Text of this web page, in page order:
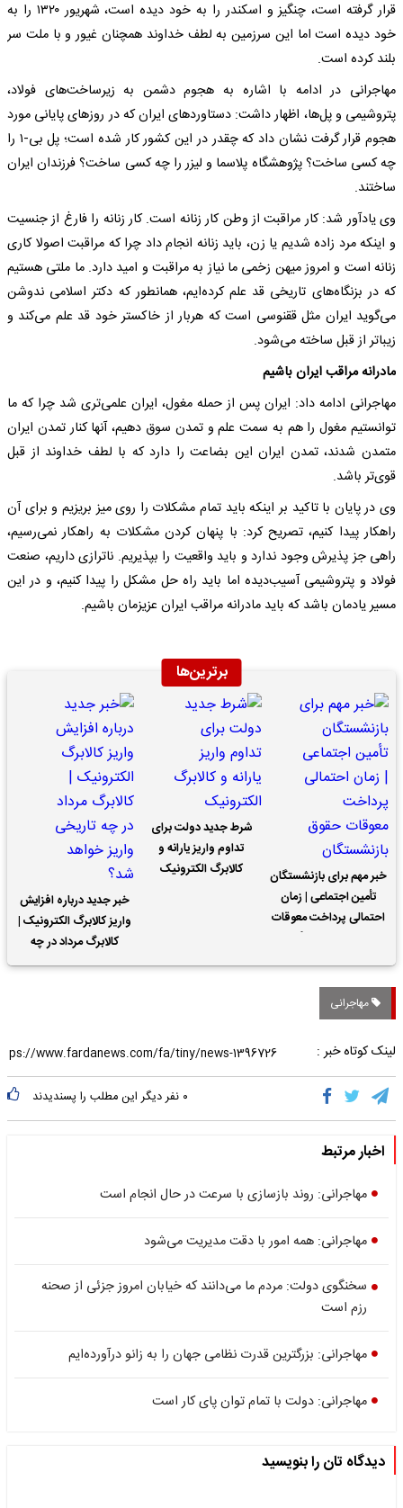
قرار گرفته است، چنگیز و اسکندر را به خود دیده است، شهریور ۱۳۲۰ را به
خود دیده است اما این سرزمین به لطف خداوند همچنان غیور و با ملت سر
بلند کرده است.
مهاجرانی در ادامه با اشاره به هجوم دشمن به زیرساخت‌های فولاد،
پتروشیمی و پل‌ها، اظهار داشت: دستاوردهای ایران که در روزهای پایانی مورد
هجوم قرار گرفت نشان داد که چقدر در این کشور کار شده است؛ پل بی-۱ را
چه کسی ساخت؟ پژوهشگاه پلاسما و لیزر را چه کسی ساخت؟ فرزندان ایران
ساختند.
وی یادآور شد: کار مراقبت از وطن کار زنانه است. کار زنانه را فارغ از جنسیت
و اینکه مرد زاده شدیم یا زن، باید زنانه انجام داد چرا که مراقبت اصولا کاری
زنانه است و امروز میهن زخمی ما نیاز به مراقبت و امید دارد. ما ملتی هستیم
که در بزنگاه‌های تاریخی قد علم کرده‌ایم، همانطور که دکتر اسلامی ندوشن
می‌گوید ایران مثل ققنوسی است که هربار از خاکستر خود قد علم می‌کند و
زیباتر از قبل ساخته می‌شود.
مادرانه مراقب ایران باشیم
مهاجرانی ادامه داد: ایران پس از حمله مغول، ایران علمی‌تری شد چرا که ما
توانستیم مغول را هم به سمت علم و تمدن سوق دهیم، آنها کنار تمدن ایران
متمدن شدند، تمدن ایران این بضاعت را دارد که با لطف خداوند از قبل
قوی‌تر باشد.
وی در پایان با تاکید بر اینکه باید تمام مشکلات را روی میز بریزیم و برای آن
راهکار پیدا کنیم، تصریح کرد: با پنهان کردن مشکلات به راهکار نمی‌رسیم،
راهی جز پذیرش وجود ندارد و باید واقعیت را بپذیریم. ناترازی داریم، صنعت
فولاد و پتروشیمی آسیب‌دیده اما باید راه حل مشکل را پیدا کنیم، و در این
مسیر یادمان باشد که باید مادرانه مراقب ایران عزیزمان باشیم.
برترین‌ها
خبر مهم برای بازنشستگان
تأمین اجتماعی | زمان
احتمالی پرداخت معوقات
شرط جدید دولت برای
تداوم واریز یارانه و
کالابرگ الکترونیک
خبر جدید درباره افزایش
واریز کالابرگ الکترونیک |
کالابرگ مرداد در چه
تاریخی واریز خواهد شد؟
مهاجرانی
لینک کوتاه خبر :
۰ نفر دیگر این مطلب را پسندیدند
اخبار مرتبط
مهاجرانی: روند بازسازی با سرعت در حال انجام است
مهاجرانی: همه امور با دقت مدیریت می‌شود
سخنگوی دولت: مردم ما می‌دانند که خیابان امروز جزئی از صحنه
رزم است
مهاجرانی: بزرگترین قدرت نظامی جهان را به زانو درآورده‌ایم
مهاجرانی: دولت با تمام توان پای کار است
دیدگاه تان را بنویسید